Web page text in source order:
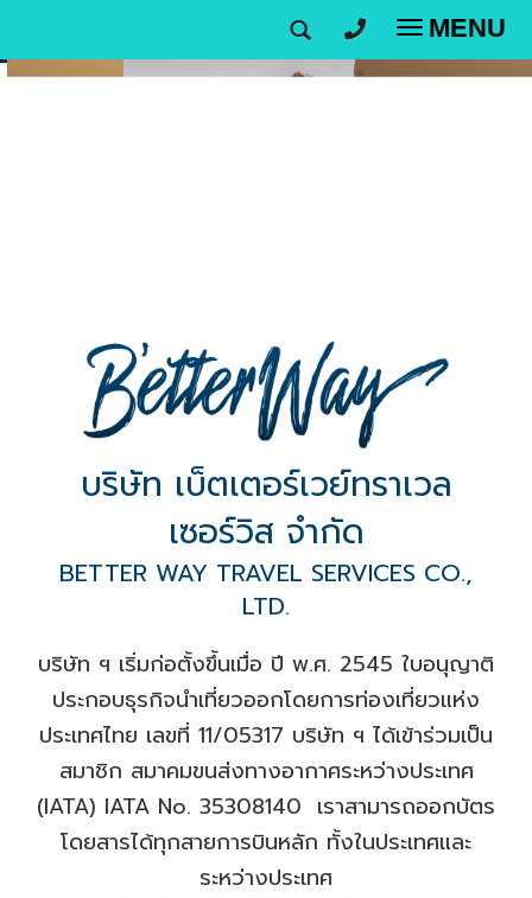
T
o
a
n
MENU
บริษัท เบ็ตเตอร์เวย์ทราเวล
เซอร์วิส จำกัด
BETTER WAY TRAVEL SERVICES CO.,
LTD.
บริษัท ฯ เริ่มก่อตั้งขึ้นเมื่อ ปี พ.ศ. 2545 ใบอนุญาติ
ประกอบธุรกิจนำเที่ยวออกโดยการท่องเที่ยวแห่ง
ประเทศไทย เลขที่ 11/05317 บริษัท ฯ ได้เข้าร่วมเป็น
สมาชิก สมาคมขนส่งทางอากาศระหว่างประเทศ
(IATA) IATA No. 35308140 เราสามารถออกบัตร
โดยสารได้ทุกสายการบินหลัก ทั้งในประเทศและ
ระหว่างประเทศ